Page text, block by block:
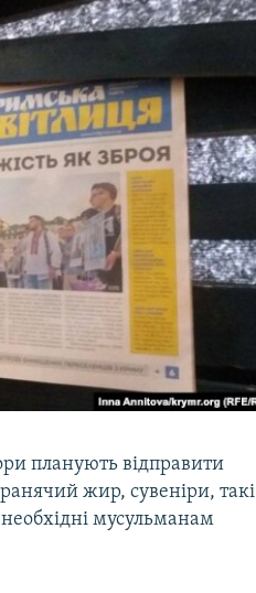
планують відправити
жир, сувеніри, такі
мусульманам